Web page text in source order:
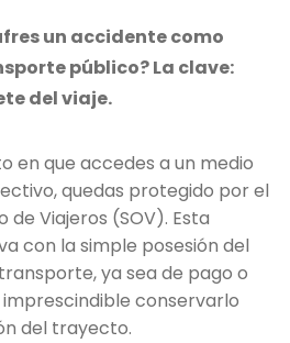
un accidente como
público? La clave:
del viaje.
en que accedes a un medio
quedas protegido por el
de Viajeros (SOV). Esta
con la simple posesión del
ya sea de pago o
conservarlo
del trayecto.